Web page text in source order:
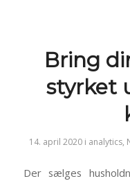
Bring
styrket
14. april 2020 i analytics,
Der sælges